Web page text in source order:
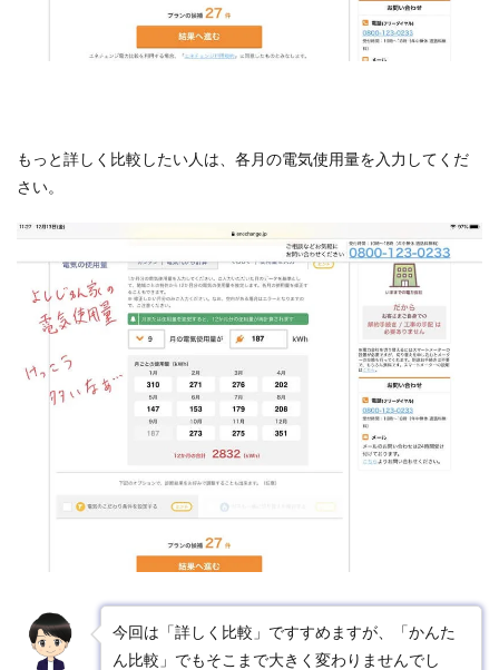
もっと詳しく比較したい人は、各月の電気使用量を入力してくだ
さい。
今回は「詳しく比較」ですすめますが、「かんた
ん比較」でもそこまで大きく変わりませんでし